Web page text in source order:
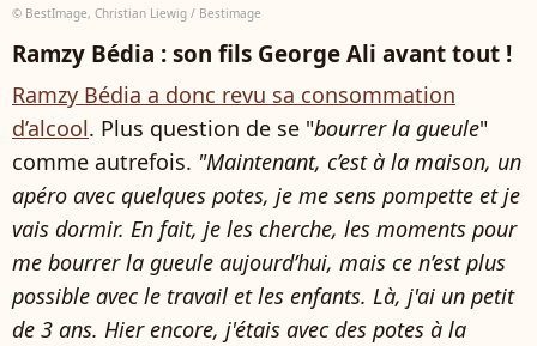
© BestImage, Christian Liewig / Bestimage
Ramzy Bédia : son fils George Ali avant tout !
Ramzy Bédia a donc revu sa consommation
d’alcool. Plus question de se "bourrer la gueule"
comme autrefois. "Maintenant, c’est à la maison, un
apéro avec quelques potes, je me sens pompette et je
vais dormir. En fait, je les cherche, les moments pour
me bourrer la gueule aujourd’hui, mais ce n’est plus
possible avec le travail et les enfants. Là, j'ai un petit
de 3 ans. Hier encore, j'étais avec des potes à la